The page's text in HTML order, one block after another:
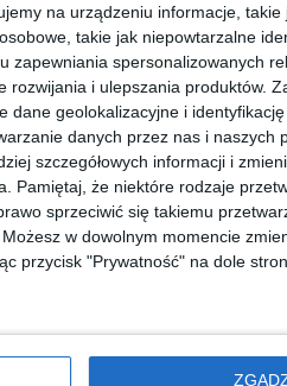
na urządzeniu informacje,
takie jak niepowtarzalne
zapewniania spersonalizowanych
rozwijania i ulepszania produktów.
dane geolokalizacyjne i
danych przez nas i naszych
szczegółowych informacji i
Pamiętaj, że niektóre rodzaje
sprzeciwić się takiemu
w dowolnym momencie
przycisk "Prywatność" na dole
251,
30